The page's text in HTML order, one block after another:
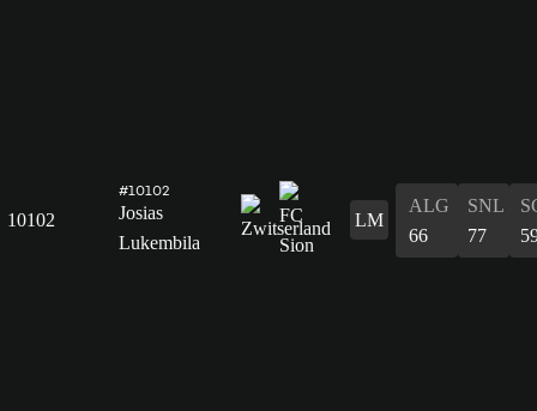
10102
#10102
Josias
Lukembila
LM
ALG
66
SNL
77